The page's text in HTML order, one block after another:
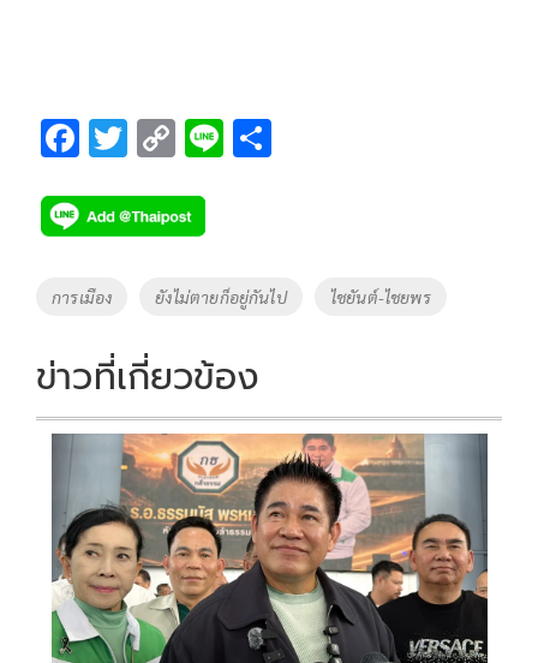
F
e
b
o
k
T
tt
er
C
p
y
Li
k
Li
Tags
การเมือง ยังไม่ตายก็อยู่กันไป ไชยันต์-ไชยพร
ข่าวที่เกี่ยวข้อง